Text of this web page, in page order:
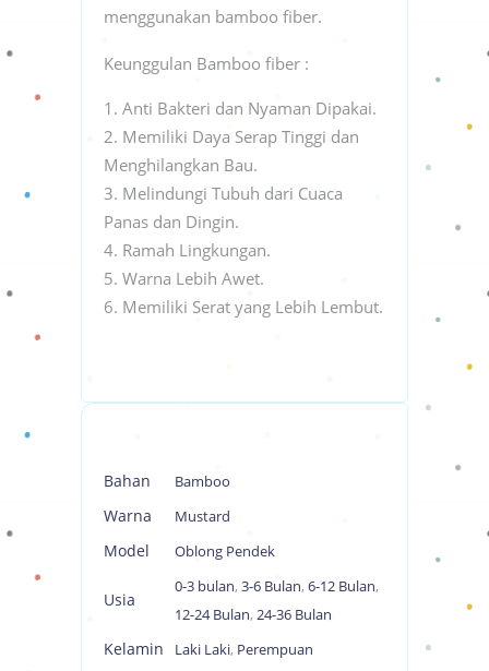
menggunakan bamboo fiber.
Keunggulan Bamboo fiber :
Anti Bakteri dan Nyaman Dipakai.
Memiliki Daya Serap Tinggi dan
Menghilangkan Bau.
Melindungi Tubuh dari Cuaca
Panas dan Dingin.
Ramah Lingkungan.
Warna Lebih Awet.
Memiliki Serat yang Lebih Lembut.
Bahan Bamboo
Warna Mustard
Model Oblong Pendek
Usia
0-3 bulan, 3-6 Bulan, 6-12 Bulan,
12-24 Bulan, 24-36 Bulan
Kelamin Laki Laki, Perempuan